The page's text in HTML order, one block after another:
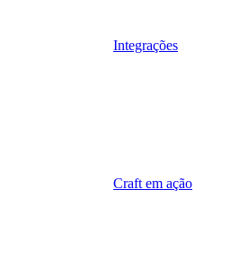
Integrações
Craft em ação